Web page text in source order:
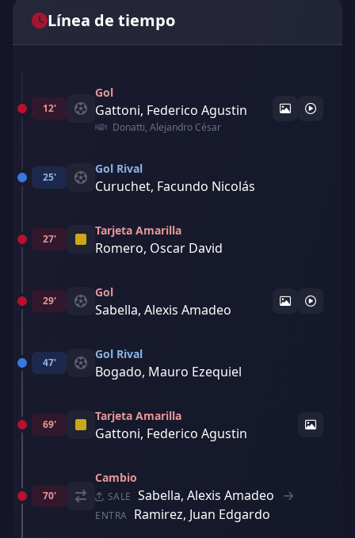
Línea de tiempo
12'
Gol
Gattoni, Federico Agustin
Donatti, Alejandro César
25'
Gol Rival
Curuchet, Facundo Nicolás
27'
Tarjeta Amarilla
Romero, Oscar David
29'
Gol
Sabella, Alexis Amadeo
47'
Gol Rival
Bogado, Mauro Ezequiel
69'
Tarjeta Amarilla
Gattoni, Federico Agustin
70'
Cambio
SALE Sabella, Alexis Amadeo
ENTRA Ramirez, Juan Edgardo